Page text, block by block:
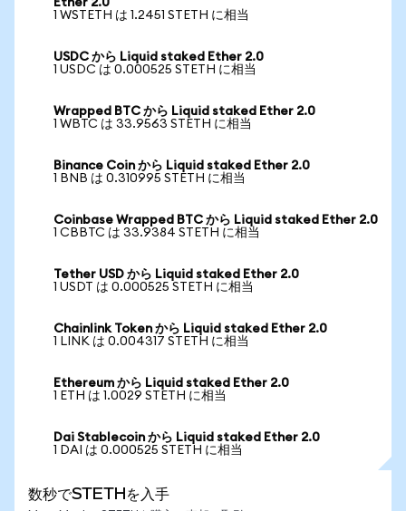
Ether 2.0
1 WSTETH は 1.2451 STETH に相当
USDC から Liquid staked Ether 2.0
1 USDC は 0.000525 STETH に相当
Wrapped BTC から Liquid staked Ether 2.0
1 WBTC は 33.9563 STETH に相当
Binance Coin から Liquid staked Ether 2.0
1 BNB は 0.310995 STETH に相当
Coinbase Wrapped BTC から Liquid staked Ether 2.0
1 CBBTC は 33.9384 STETH に相当
Tether USD から Liquid staked Ether 2.0
1 USDT は 0.000525 STETH に相当
Chainlink Token から Liquid staked Ether 2.0
1 LINK は 0.004317 STETH に相当
Ethereum から Liquid staked Ether 2.0
1 ETH は 1.0029 STETH に相当
Dai Stablecoin から Liquid staked Ether 2.0
1 DAI は 0.000525 STETH に相当
数秒でSTETHを入手